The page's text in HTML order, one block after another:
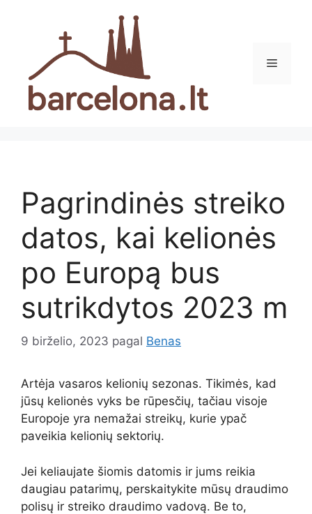
Meniu
Pagrindinės streiko
datos, kai kelionės
po Europą bus
sutrikdytos 2023 m
9 birželio, 2023 pagal Benas
Artėja vasaros kelionių sezonas. Tikimės, kad
jūsų kelionės vyks be rūpesčių, tačiau visoje
Europoje yra nemažai streikų, kurie ypač
paveikia kelionių sektorių.
Jei keliaujate šiomis datomis ir jums reikia
daugiau patarimų, perskaitykite mūsų draudimo
polisų ir streiko draudimo vadovą. Be to,